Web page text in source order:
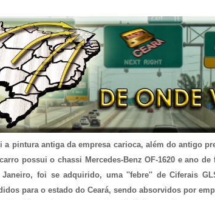
a pintura antiga da empresa carioca, além do antigo
possui o chassi Mercedes-Benz OF-1620 e ano de
foi se adquirido, uma ''febre'' de Ciferais
para o estado do Ceará, sendo absorvidos por